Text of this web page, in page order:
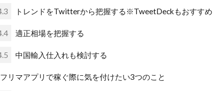
トレンドをTwitterから把握する※TweetDeckもおすすめ
適正相場を把握する
中国輸入仕入れも検討する
フリマアプリで稼ぐ際に気を付けたい3つのこと